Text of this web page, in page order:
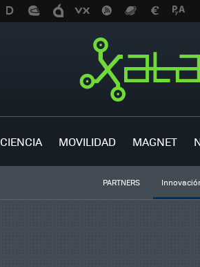
CIENCIA MOVILIDAD MAGNET
PARTNERS